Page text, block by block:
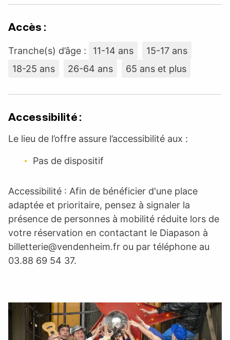
Accès :
Tranche(s) d’âge : 11-14 ans
15-17 ans
18-25 ans
26-64 ans 65 ans et plus
Accessibilité :
Le lieu de l’offre assure l’accessibilité aux :
Pas de dispositif
Accessibilité : Afin de bénéficier d'une place
adaptée et prioritaire, pensez à signaler la
présence de personnes à mobilité réduite lors de
votre réservation en contactant le Diapason à
billetterie@vendenheim.fr ou par téléphone au
03.88 69 54 37.